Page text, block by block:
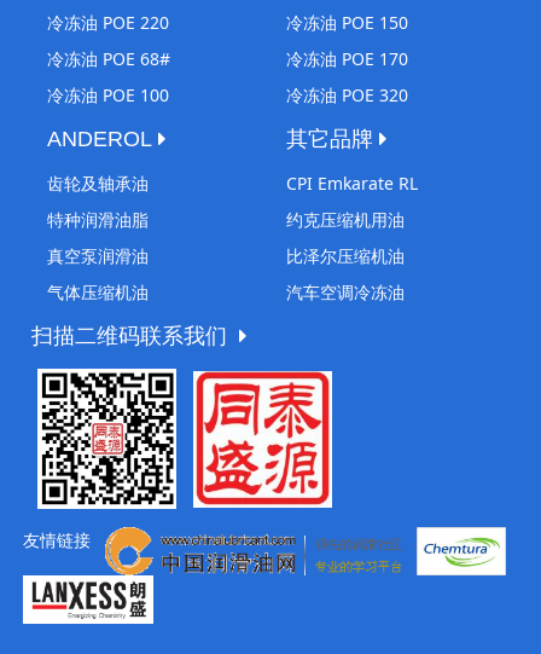
冷冻油 POE 220
冷冻油 POE 68#
冷冻油 POE 100
冷冻油 POE 150
冷冻油 POE 170
冷冻油 POE 320
ANDEROL
齿轮及轴承油
特种润滑油脂
真空泵润滑油
气体压缩机油
其它品牌
CPI Emkarate RL
约克压缩机用油
比泽尔压缩机油
汽车空调冷冻油
扫描二维码联系我们
友情链接